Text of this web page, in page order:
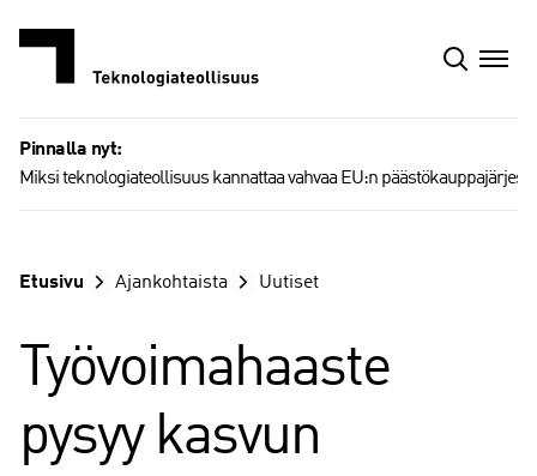
Pinnalla nyt:
Miksi teknologiateollisuus kannattaa vahvaa EU:n
Etusivu Ajankohtaista Uutiset
Työvoimahaaste
pysyy kasvun